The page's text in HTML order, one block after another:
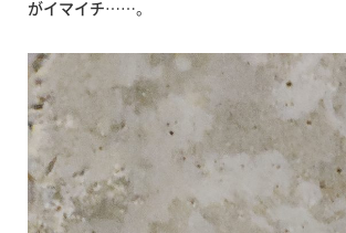
がイマイチ……。